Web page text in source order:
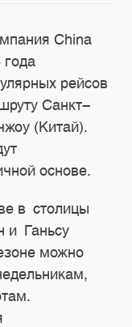
China
рейсов
Санкт-
(Китай).
основе.
в столицы
и Ганьсу
можно